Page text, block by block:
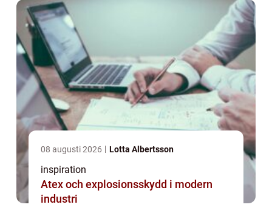
08 augusti 2026 Lotta Albertsson
inspiration
Atex och explosionsskydd i modern
industri